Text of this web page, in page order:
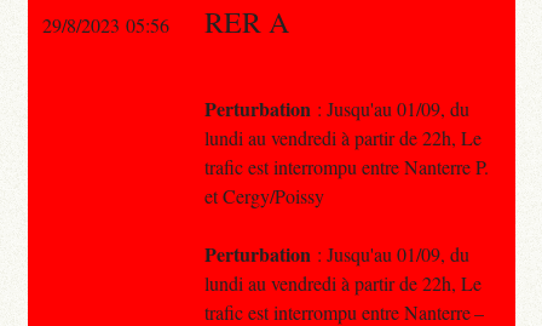
29/8/2023 05:56 RER A
Perturbation : Jusqu'au 01/09, du
lundi au vendredi à partir de 22h, Le
trafic est interrompu entre Nanterre P.
et Cergy/Poissy
Perturbation : Jusqu'au 01/09, du
lundi au vendredi à partir de 22h, Le
trafic est interrompu entre Nanterre –